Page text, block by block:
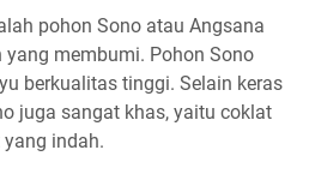
pohon Sono atau Angsana
membumi. Pohon Sono
berkualitas tinggi. Selain keras
juga sangat khas, yaitu coklat
yang indah.